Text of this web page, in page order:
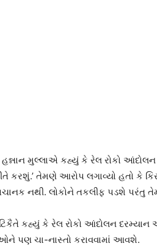
મુલ્લાએ કહ્યું કે રેલ રોકો
કરશું.’ તેમણે આરોપ લગાવ્યો હતો કે
નથી. લોકોને તકલીફ પડશે પરંતુ
કહ્યું કે રેલ રોકો આંદોલન
પણ ચા-નાસ્તો કરાવવામાં આવશે.